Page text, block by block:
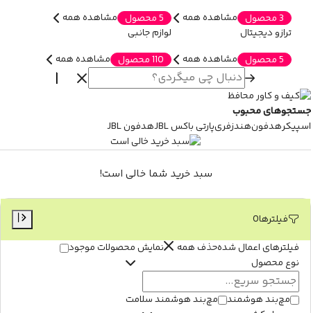
3 محصول
مشاهده همه
5 محصول
مشاهده همه
ترازو دیجیتال
5 محصول
مشاهده همه
لوازم جانبی
110 محصول
مشاهده همه
جستجوهای محبوب
اسپیکرهدفونهندزفریپارتی باکس JBL هدفون JBL
سبد خرید شما خالی است!
فیلترها0
فیلترهای اعمال شدهحذف همه
نمایش محصولات موجود
نوع محصول
مچ‌بند هوشمند
مچ‌بند هوشمند سلامت